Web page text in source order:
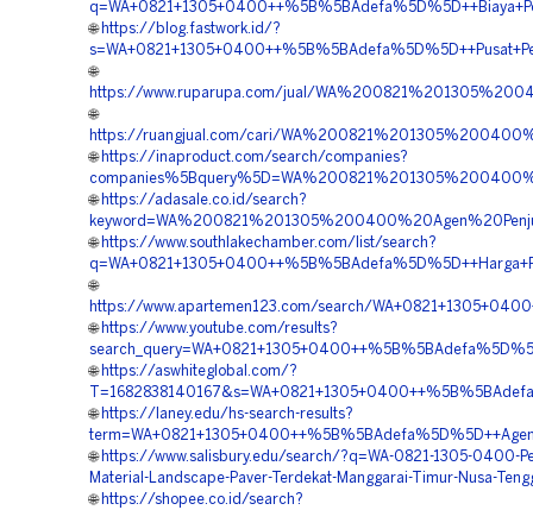
🌐 https://blog.fastwork.id/?
🌐
https://www.ruparupa.com/jual/
🌐
https://ruangjual.com/cari/
🌐 https://inaproduct.com/search/companies?
🌐 https://adasale.co.id/search?
🌐 https://www.southlakechamber.com/list/search?
🌐
https://www.apartemen123.com/search/
🌐 https://www.youtube.com/results?
🌐 https://aswhiteglobal.com/?
🌐 https://laney.edu/hs-search-results?
🌐 https://www.salisbury.edu/search/?q=WA-0821-1305-0400-
Material-Landscape-Paver-Terdekat-Manggarai-Timur-Nusa-
🌐 https://shopee.co.id/search?